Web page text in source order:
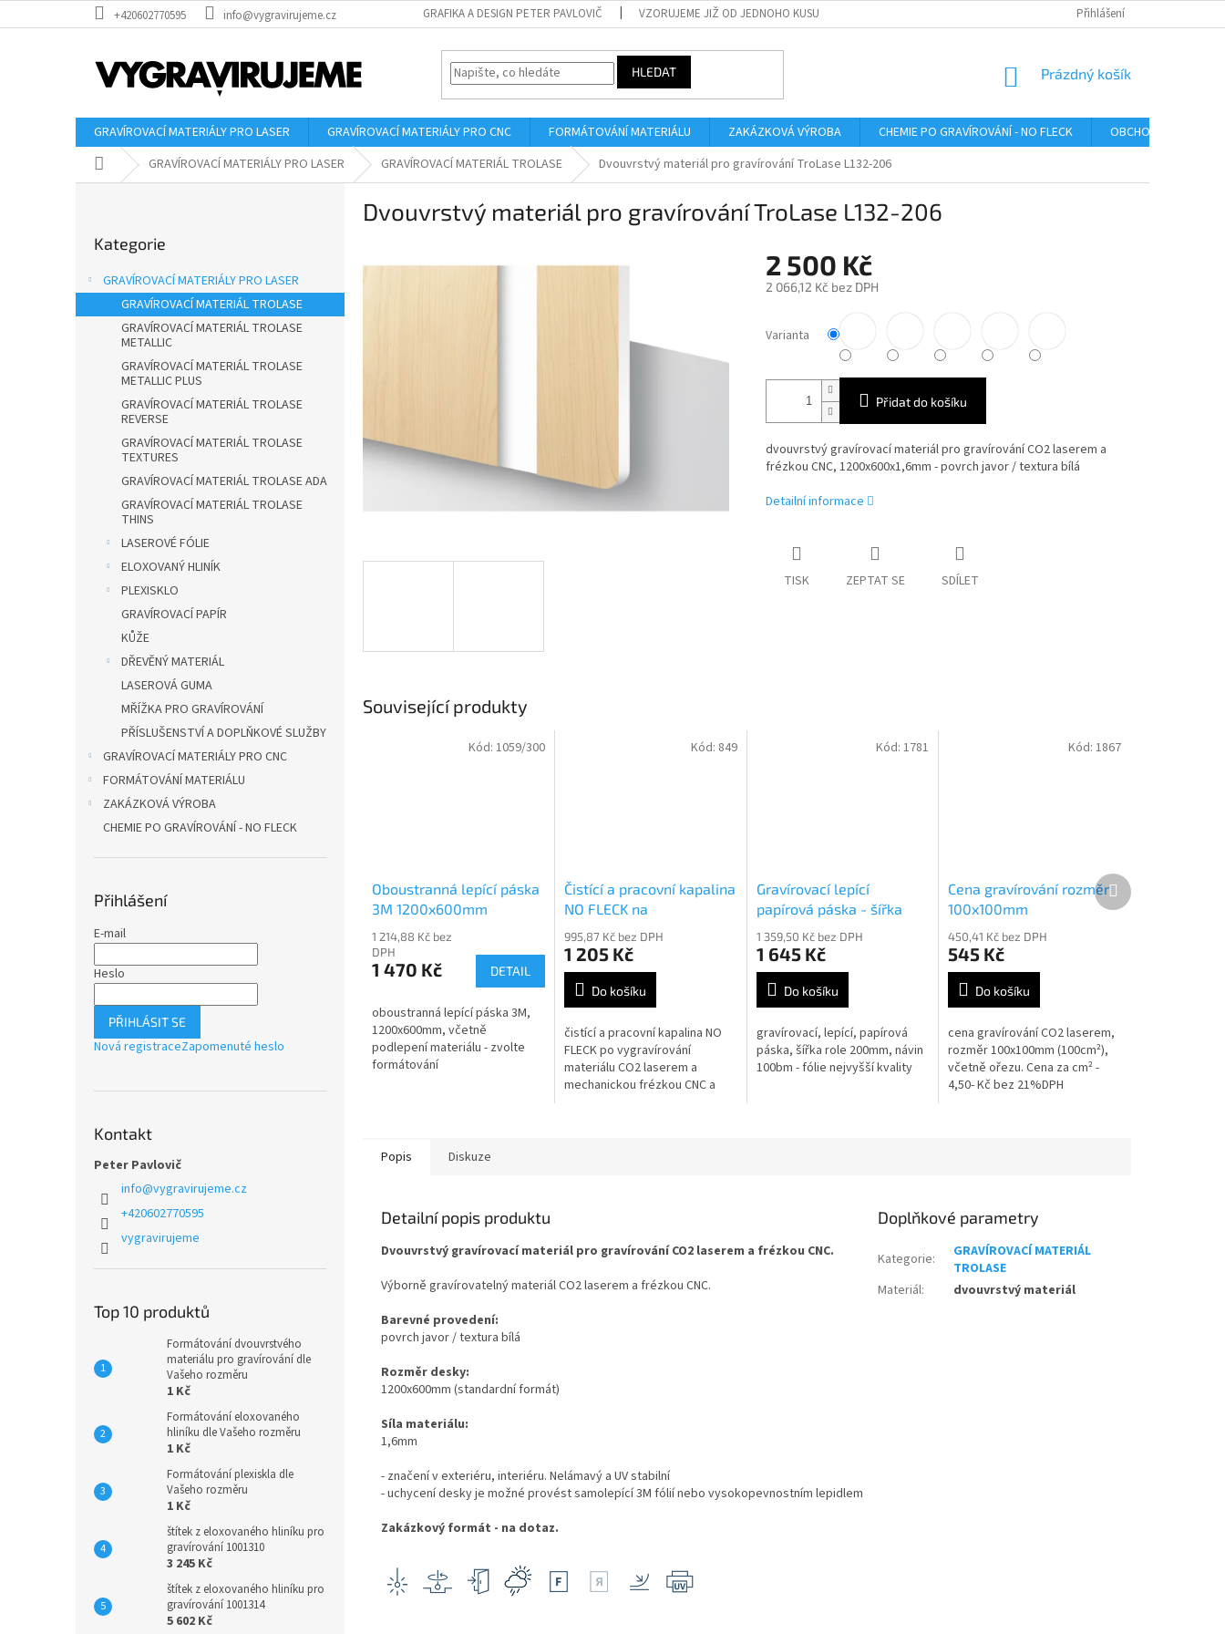
na
+420602770595 info@vygravirujeme.cz GRAFIKA A DESIGN PETER PAVLOVIČ VZORUJEME JIŽ OD JEDNOHO KUSU Přihlášení
HLEDAT
NÁKUPNÍ
Prázdný košík
GRAVÍROVACÍ MATERIÁLY PRO LASER GRAVÍROVACÍ MATERIÁLY PRO CNC FORMÁTOVÁNÍ MATERIÁLU ZAKÁZKOVÁ VÝROBA CHEMIE PO GRAVÍROVÁNÍ - NO FLECK
OBCHODNÍ
Domů GRAVÍROVACÍ MATERIÁLY PRO LASER GRAVÍROVACÍ MATERIÁL TROLASE Dvouvrstvý materiál pro gravírování TroLase L132-206
a
n
kategorie
Kategorie
GRAVÍROVACÍ MATERIÁLY PRO LASER
GRAVÍROVACÍ MATERIÁL TROLASE
GRAVÍROVACÍ MATERIÁL TROLASE
METALLIC
GRAVÍROVACÍ MATERIÁL TROLASE
METALLIC PLUS
GRAVÍROVACÍ MATERIÁL TROLASE
REVERSE
GRAVÍROVACÍ MATERIÁL TROLASE
TEXTURES
GRAVÍROVACÍ MATERIÁL TROLASE ADA
GRAVÍROVACÍ MATERIÁL TROLASE
THINS
LASEROVÉ FÓLIE
ELOXOVANÝ HLINÍK
PLEXISKLO
GRAVÍROVACÍ PAPÍR
KŮŽE
DŘEVĚNÝ MATERIÁL
LASEROVÁ GUMA
MŘÍŽKA PRO GRAVÍROVÁNÍ
PŘÍSLUŠENSTVÍ A DOPLŇKOVÉ SLUŽBY
GRAVÍROVACÍ MATERIÁLY PRO CNC
FORMÁTOVÁNÍ MATERIÁLU
ZAKÁZKOVÁ VÝROBA
CHEMIE PO GRAVÍROVÁNÍ - NO FLECK
Přihlášení
E-mail
Heslo
PŘIHLÁSIT SE
Nová registraceZapomenuté heslo
Kontakt
Peter Pavlovič
info@vygravirujeme.cz
+420602770595
vygravirujeme
Top 10 produktů
Formátování dvouvrstvého
materiálu pro gravírování dle
Vašeho rozměru
1 Kč
Formátování eloxovaného
hliníku dle Vašeho rozměru
1 Kč
Formátování plexiskla dle
Vašeho rozměru
1 Kč
štítek z eloxovaného hliníku pro
gravírování 1001310
3 245 Kč
štítek z eloxovaného hliníku pro
gravírování 1001314
5 602 Kč
Dvouvrstvý materiál pro gravírování TroLase L132-206
2 500 Kč
2 066,12 Kč bez DPH
cena:
Varianta
Přidat do košíku
dvouvrstvý gravírovací materiál pro gravírování CO2 laserem a
frézkou CNC, 1200x600x1,6mm - povrch javor / textura bílá
Detailní informace
TISK ZEPTAT SE SDÍLET
Související produkty
Oboustranná lepící páska
3M 1200x600mm
1 214,88 Kč bez
DPH
1 470 Kč DETAIL
oboustranná lepící páska 3M,
1200x600mm, včetně
podlepení materiálu - zvolte
formátování
Kód: 1059/300
Čistící a pracovní kapalina
NO FLECK na
995,87 Kč bez DPH
1 205 Kč
Do košíku
čistící a pracovní kapalina NO
FLECK po vygravírování
materiálu CO2 laserem a
mechanickou frézkou CNC a
Kód: 849
Gravírovací lepící
papírová páska - šířka
1 359,50 Kč bez DPH
1 645 Kč
Do košíku
gravírovací, lepící, papírová
páska, šířka role 200mm, návin
100bm - fólie nejvyšší kvality
Kód:1781
Cena gravírování rozměr
100x100mm
450,41 Kč bez DPH
545 Kč
Do košíku
cena gravírování CO2 laserem,
rozměr 100x100mm (100cm²),
včetně ořezu. Cena za cm² -
4,50- Kč bez 21%DPH
Kód: 1867
Další
produkt
Popis Diskuze
Detailní popis produktu
Dvouvrstvý gravírovací materiál pro gravírování CO2 laserem a frézkou CNC.
Výborně gravírovatelný materiál CO2 laserem a frézkou CNC.
Barevné provedení:
povrch javor / textura bílá
Rozměr desky:
1200x600mm (standardní formát)
Síla materiálu:
1,6mm
- značení v exteriéru, interiéru. Nelámavý a UV stabilní
- uchycení desky je možné provést samolepící 3M fólií nebo vysokopevnostním lepidlem
Zakázkový formát - na dotaz.
Doplňkové parametry
Kategorie:
GRAVÍROVACÍ MATERIÁL
TROLASE
Materiál: dvouvrstvý materiál